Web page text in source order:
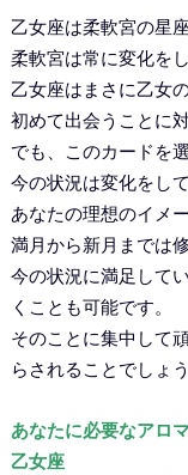
乙女座は柔軟宮の星座
柔軟宮は常に変化を
乙女座はまさに乙女
初めて出会うことに
でも、このカードを
今の状況は変化をし
あなたの理想のイメ
満月から新月までは
今の状況に満足して
くことも可能です。
そのことに集中して
らされることでしょう
あなたに必要なアロ
乙女座